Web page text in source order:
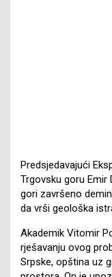
Predsjedavajući
Trgovsku goru Emir
gori završeno
da vrši geološka
Akademik Vitomir
rješavanju ovog
Srpske, opština uz